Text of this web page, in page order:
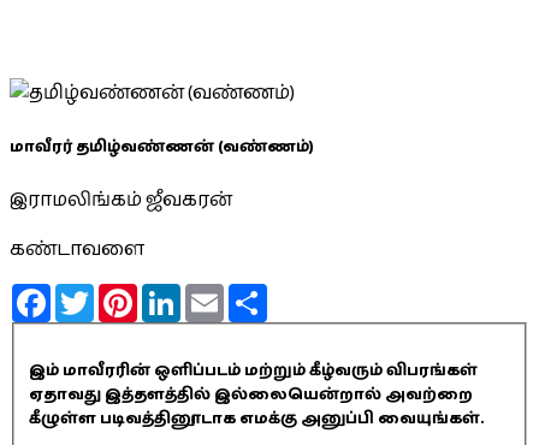
மாவீரர் தமிழ்வண்ணன் (வண்ணம்)
இராமலிங்கம் ஜீவகரன்
கண்டாவளை
FacebookTwitterPinterestLinkedInEmail
இம் மாவீரரின் ஒளிப்படம் மற்றும் கீழ்வரும் விபரங்கள்
ஏதாவது இத்தளத்தில் இல்லையென்றால் அவற்றை
கீழுள்ள படிவத்தினூடாக எமக்கு அனுப்பி வையுங்கள்.